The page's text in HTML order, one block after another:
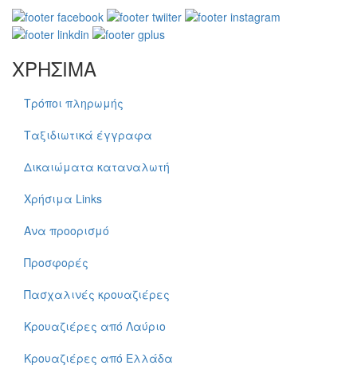
ΧΡΗΣΙΜΑ
Τρόποι πληρωμής
Ταξιδιωτικά έγγραφα
Δικαιώματα καταναλωτή
Χρήσιμα Links
Ανα προορισμό
Προσφορές
Πασχαλινές κρουαζιέρες
Κρουαζιέρες από Λαύριο
Κρουαζιέρες από Ελλάδα